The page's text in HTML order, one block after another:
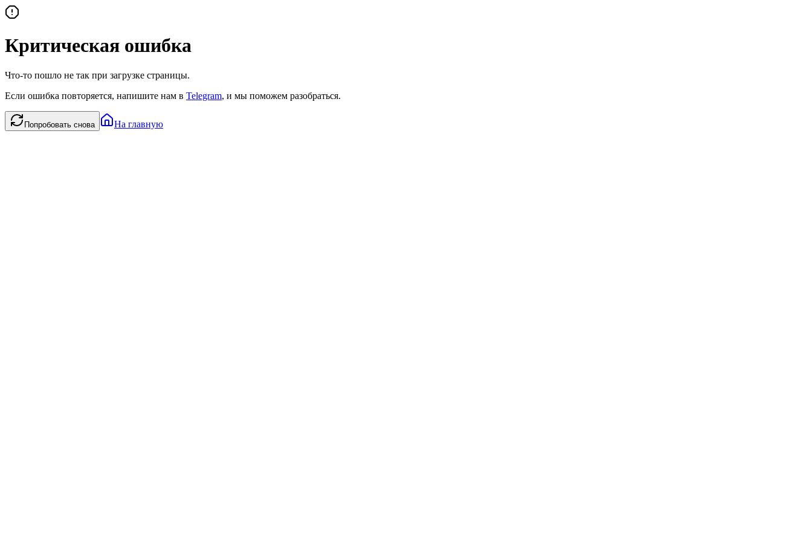
Критическая ошибка
Что-то пошло не так при загрузке страницы.
Если ошибка повторяется, напишите нам в Telegram, и мы поможем разобраться.
Попробовать снова На главную